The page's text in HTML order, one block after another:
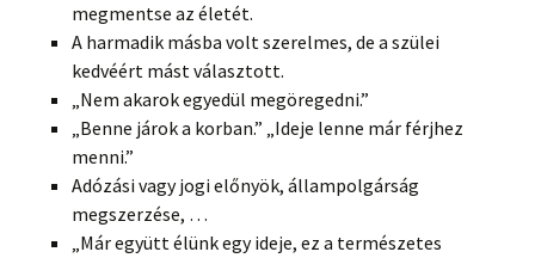
megmentse az életét.
A harmadik másba volt szerelmes, de a szülei
kedvéért mást választott.
„Nem akarok egyedül megöregedni.”
„Benne járok a korban.” „Ideje lenne már férjhez
menni.”
Adózási vagy jogi előnyök, állampolgárság
megszerzése, …
„Már együtt élünk egy ideje, ez a természetes